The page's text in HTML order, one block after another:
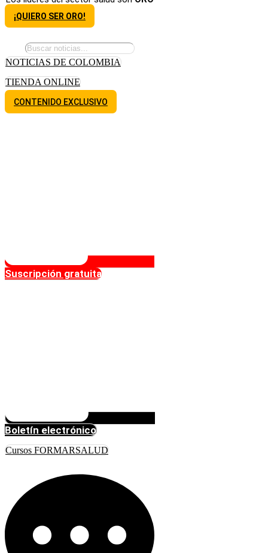
¡QUIERO SER ORO!
NOTICIAS DE COLOMBIA
TIENDA ONLINE
CONTENIDO EXCLUSIVO
Suscripción gratuita
Boletín electrónico
Cursos FORMARSALUD